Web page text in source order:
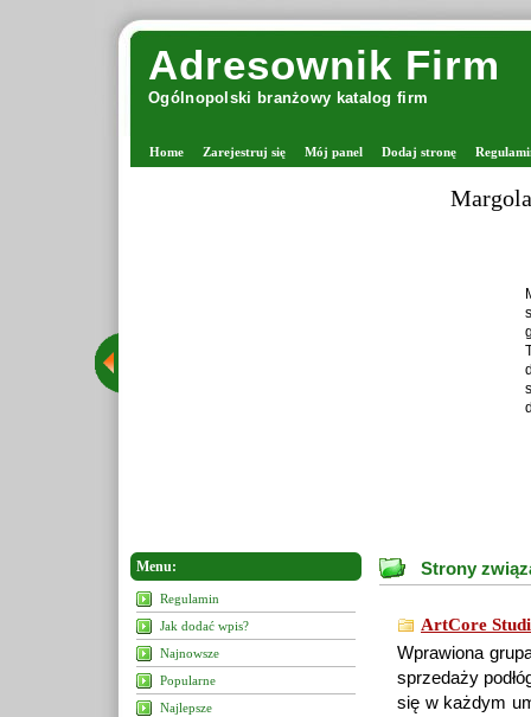
Adresownik Firm
Ogólnopolski branżowy katalog firm
Home Zarejestruj się Mój panel Dodaj stronę
Menu:
Regulamin
Jak dodać wpis?
Najnowsze
Popularne
Najlepsze
Strony
ArtCore
Wprawiona
sprzedaży
się w każdym